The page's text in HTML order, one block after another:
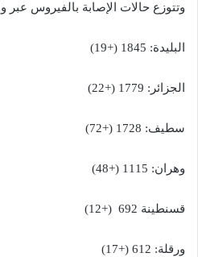
وتتوزع حالات الإصابة بالفيروس عبر
البليدة: 1845 (+19)
الجزائر: 1779 (+22)
سطيف: 1728 (+72)
وهران: 1115 (+48)
قسنطينة 692 (+12)
ورقلة: 612 (+17)